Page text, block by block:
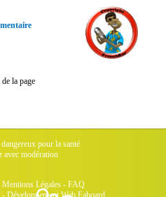
la page
pour la santé
avec modération
Mentions Légales- FAQ